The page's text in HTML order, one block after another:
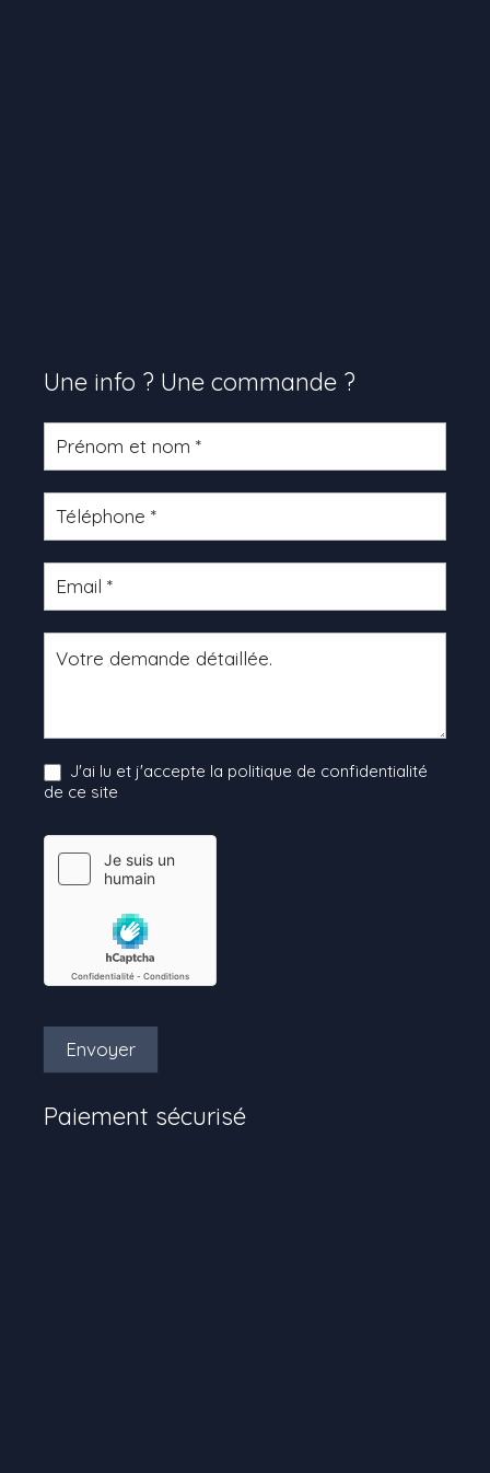
Une info ? Une commande ?
Formulaire
produit
J'ai lu et j'accepte la politique de confidentialité
de ce site
Envoyer
Paiement sécurisé